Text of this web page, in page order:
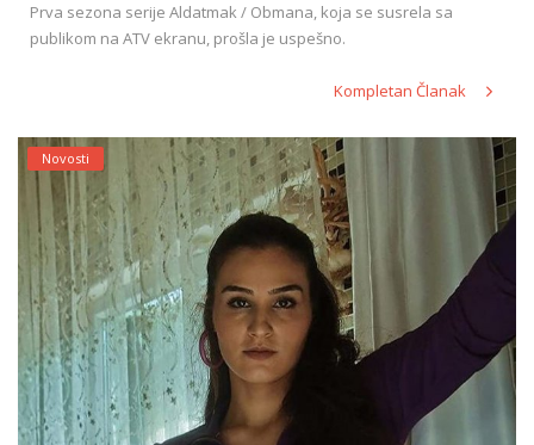
Prva sezona serije Aldatmak / Obmana, koja se susrela sa
publikom na ATV ekranu, prošla je uspešno.
Kompletan Članak
Novosti